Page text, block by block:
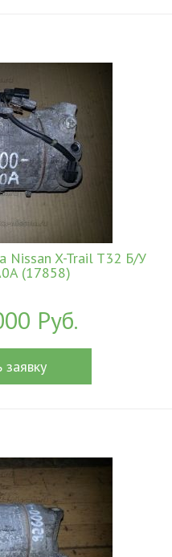
Nissan X-Trail T32 Б/У
(17858)
Руб.